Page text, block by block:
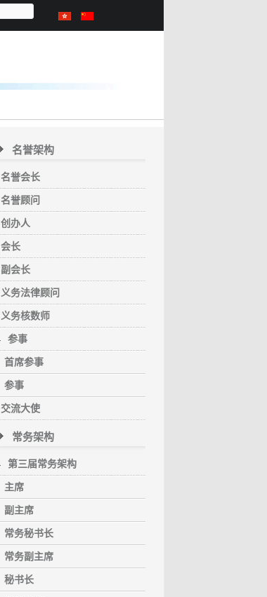
名誉架构
名誉会长
名誉顾问
创办人
会长
副会长
义务法律顾问
义务核数师
参事
首席参事
参事
交流大使
常务架构
第三届常务架构
主席
副主席
常务秘书长
常务副主席
秘书长